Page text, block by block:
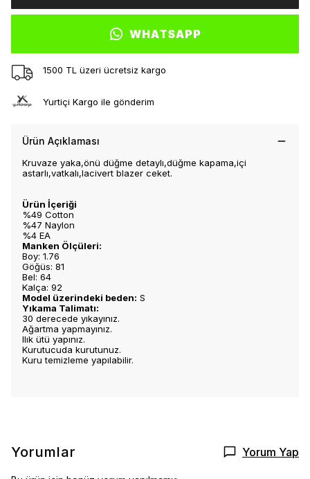
WHATSAPP
1500 TL üzeri ücretsiz kargo
Yurtiçi Kargo ile gönderim
Ürün Açıklaması
Kruvaze yaka,önü düğme detaylı,düğme kapama,içi
astarlı,vatkalı,lacivert blazer ceket.
Ürün İçeriği
%49 Cotton
%47 Naylon
%4 EA
Manken Ölçüleri:
Boy: 1.76
Göğüs: 81
Bel: 64
Kalça: 92
Model üzerindeki beden: S
Yıkama Talimatı:
30 derecede yıkayınız.
Ağartma yapmayınız.
Ilık ütü yapınız.
Kurutucuda kurutunuz.
Kuru temizleme yapılabilir.
Yorumlar Yorum Yap